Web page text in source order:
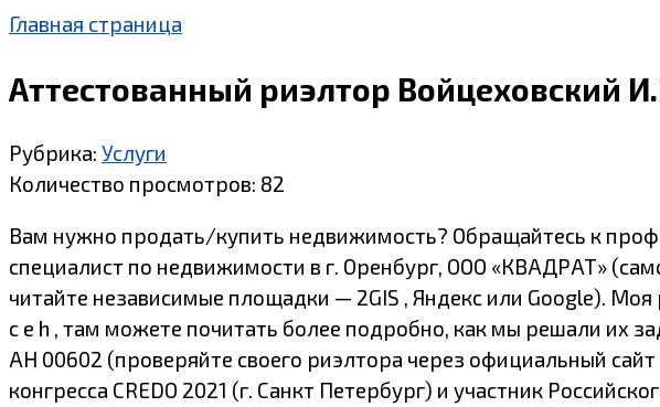
Главная страница
Аттестованный риэлтор Войцеховский
Рубрика: Услуги
Количество просмотров: 82
Вам нужно продать/купить недвижимость? Обращайтесь к
специалист по недвижимости в г. Оренбург, ООО «КВАДРАТ»
читайте независимые площадки — 2GIS , Яндекс или Google).
c e h , там можете почитать более подробно, как мы решали их
АН 00602 (проверяйте своего риэлтора через официальный
конгресса CREDO 2021 (г. Санкт Петербург) и участник